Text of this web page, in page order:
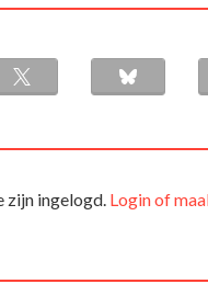
zijn ingelogd. Login of